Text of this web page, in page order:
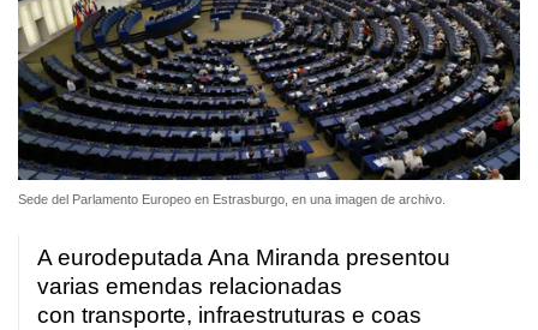
Sede del Parlamento Europeo en Estrasburgo, en una imagen de archivo.
A eurodeputada Ana Miranda presentou
varias emendas relacionadas
con transporte, infraestruturas e coas